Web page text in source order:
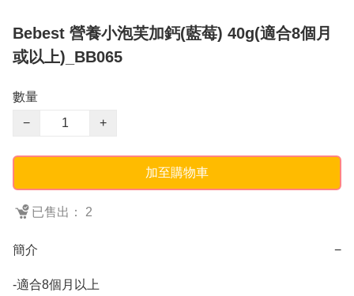
Bebest 營養小泡芙加鈣(藍莓) 40g(適合8個月
或以上)_BB065
數量
−
+
加至購物車
已售出： 2
簡介 −
-適合8個月以上